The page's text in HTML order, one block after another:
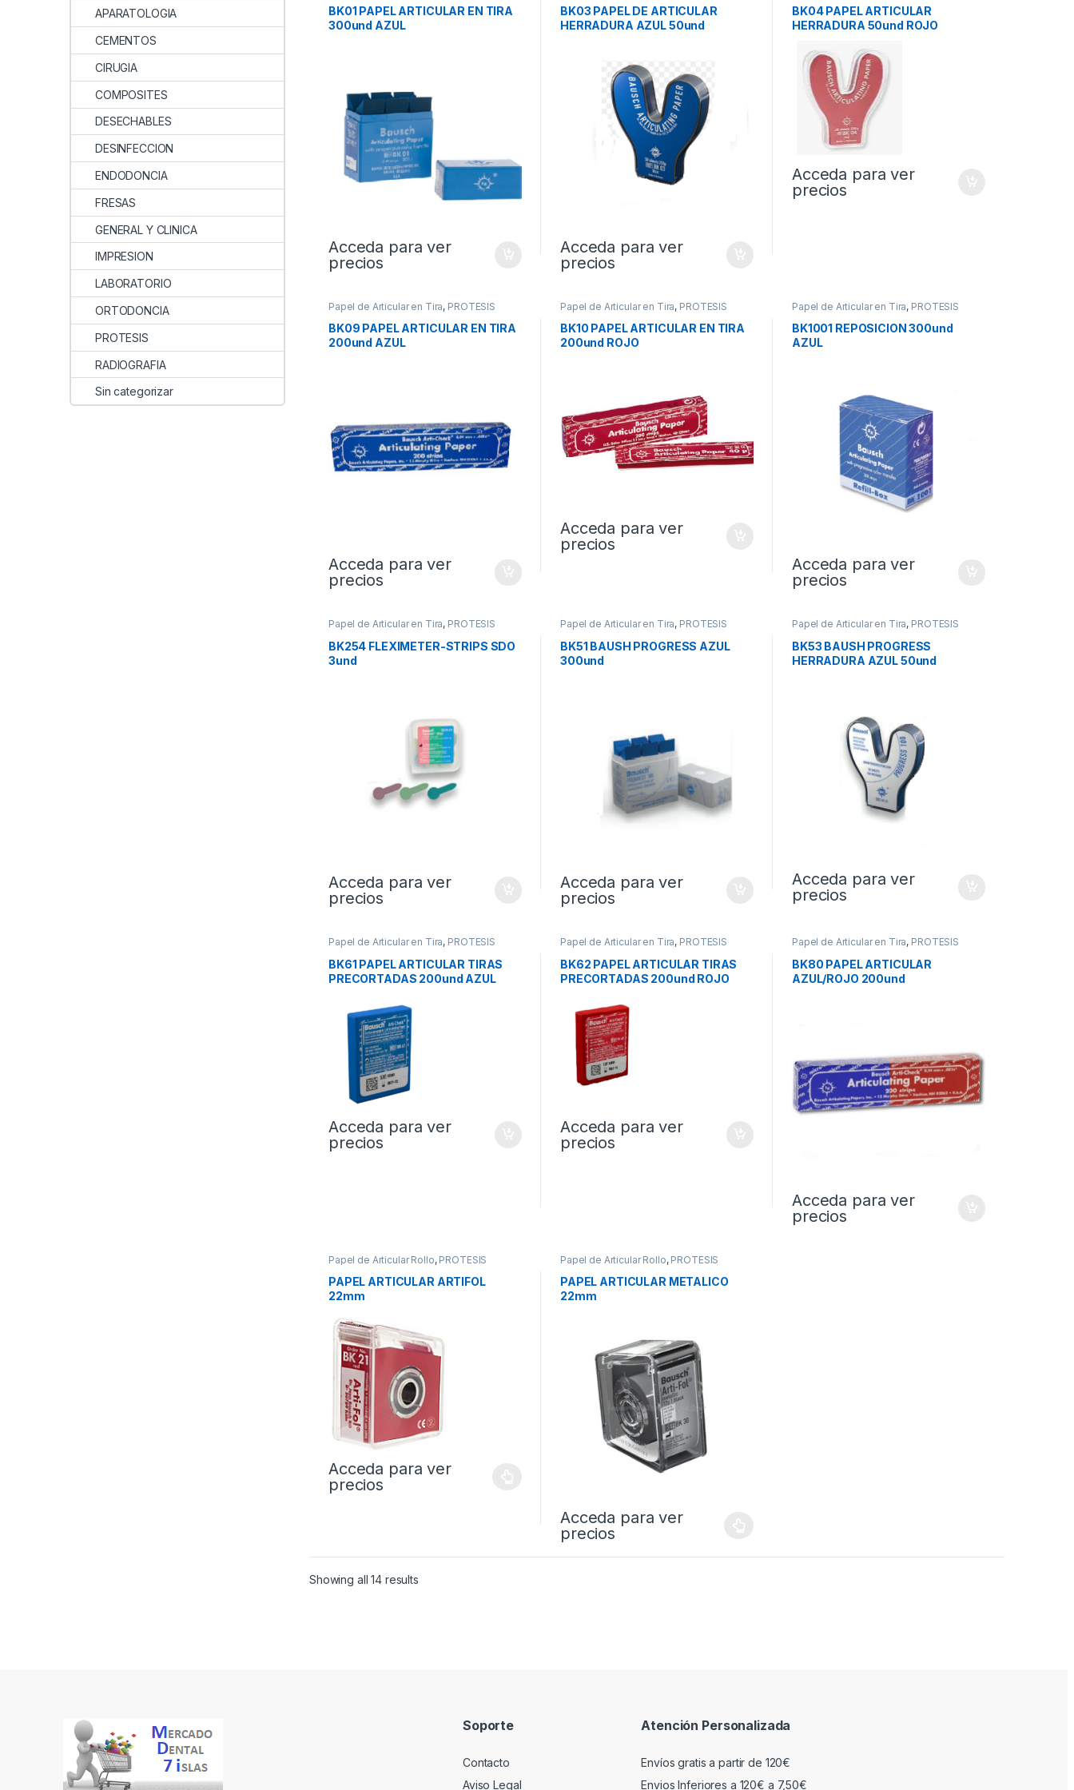
BK01 PAPEL ARTICULAR EN TIRA
300und AZUL
Acceda para ver
precios
BK03 PAPEL DE ARTICULAR
HERRADURA AZUL 50und
Acceda para ver
precios
BK04 PAPEL ARTICULAR
HERRADURA 50und ROJO
Acceda para ver
precios
Papel de Articular en Tira, PROTESIS
BK09 PAPEL ARTICULAR EN TIRA
200und AZUL
Acceda para ver
precios
Papel de Articular en Tira, PROTESIS
BK10 PAPEL ARTICULAR EN TIRA
200und ROJO
Acceda para ver
precios
Papel de Articular en Tira, PROTESIS
BK1001 REPOSICION 300und
AZUL
Acceda para ver
precios
Papel de Articular en Tira, PROTESIS
BK254 FLEXIMETER-STRIPS SDO
3und
Acceda para ver
precios
Papel de Articular en Tira, PROTESIS
BK51 BAUSH PROGRESS AZUL
300und
Acceda para ver
precios
Papel de Articular en Tira, PROTESIS
BK53 BAUSH PROGRESS
HERRADURA AZUL 50und
Acceda para ver
precios
Papel de Articular en Tira, PROTESIS
BK61 PAPEL ARTICULAR TIRAS
PRECORTADAS 200und AZUL
Acceda para ver
precios
Papel de Articular en Tira, PROTESIS
BK62 PAPEL ARTICULAR TIRAS
PRECORTADAS 200und ROJO
Acceda para ver
precios
Papel de Articular en Tira, PROTESIS
BK80 PAPEL ARTICULAR
AZUL/ROJO 200und
Acceda para ver
precios
Papel de Articular Rollo, PROTESIS
PAPEL ARTICULAR ARTIFOL
22mm
Acceda para ver
precios
Papel de Articular Rollo, PROTESIS
PAPEL ARTICULAR METALICO
22mm
Acceda para ver
precios
Showing all 14 results
APARATOLOGIA
CEMENTOS
CIRUGIA
COMPOSITES
DESECHABLES
DESINFECCION
ENDODONCIA
FRESAS
GENERAL Y CLINICA
IMPRESION
LABORATORIO
ORTODONCIA
PROTESIS
RADIOGRAFIA
Sin categorizar
Soporte
Contacto
Aviso Legal
Atención Personalizada
Envíos gratis a partir de 120€
Envios Inferiores a 120€ a 7,50€